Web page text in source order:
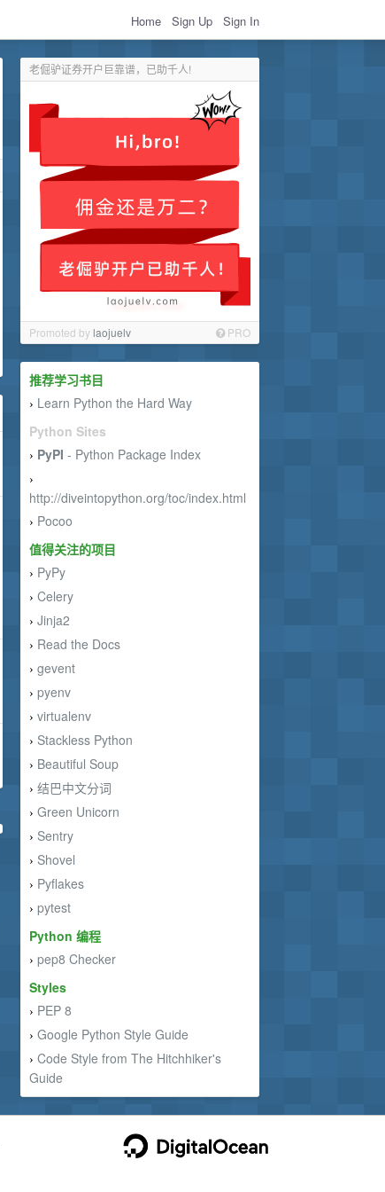
Home Sign Up Sign In
老倔驴证券开户巨靠谱，已助千人!
Promoted bylaojuelv PRO
推荐学习书目
› Learn Python the Hard Way
Python Sites
› PyPI - Python Package Index
›
http://diveintopython.org/toc/index.html
› Pocoo
值得关注的项目
› PyPy
› Celery
› Jinja2
› Read the Docs
› gevent
› pyenv
› virtualenv
› Stackless Python
› Beautiful Soup
› 结巴中文分词
› Green Unicorn
› Sentry
› Shovel
› Pyflakes
› pytest
Python 编程
› pep8 Checker
Styles
› PEP 8
› Google Python Style Guide
› Code Style from The Hitchhiker's
Guide